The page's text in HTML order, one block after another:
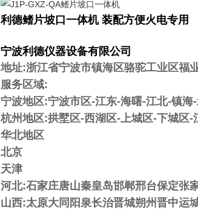
利德鳍片坡口一体机 装配方便火电专用
宁波利德仪器设备有限公司
地址:浙江省宁波市镇海区骆驼工业区福
服务区域:
宁波地区:宁波市区-江东-海曙-江北-镇
杭州地区:拱墅区-西湖区-上城区-下城区
华北地区
北京
天津
河北:石家庄唐山秦皇岛邯郸邢台保定张
山西:太原大同阳泉长治晋城朔州晋中运